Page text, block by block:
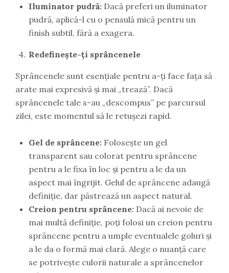
Iluminator pudră: Dacă preferi un iluminator
pudră, aplică-l cu o pensulă mică pentru un
finish subtil, fără a exagera.
Redefinește-ți sprâncenele
Sprâncenele sunt esențiale pentru a-ți face fața să
arate mai expresivă și mai „trează”. Dacă
sprâncenele tale s-au „descompus” pe parcursul
zilei, este momentul să le retușezi rapid.
Gel de sprâncene: Folosește un gel
transparent sau colorat pentru sprâncene
pentru a le fixa în loc și pentru a le da un
aspect mai îngrijit. Gelul de sprâncene adaugă
definiție, dar păstrează un aspect natural.
Creion pentru sprâncene: Dacă ai nevoie de
mai multă definiție, poți folosi un creion pentru
sprâncene pentru a umple eventualele goluri și
a le da o formă mai clară. Alege o nuanță care
se potrivește culorii naturale a sprâncenelor